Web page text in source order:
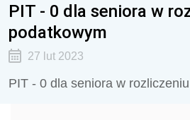
PIT - 0 dla seniora w
podatkowym
27 lut 2023
PIT - 0 dla seniora w